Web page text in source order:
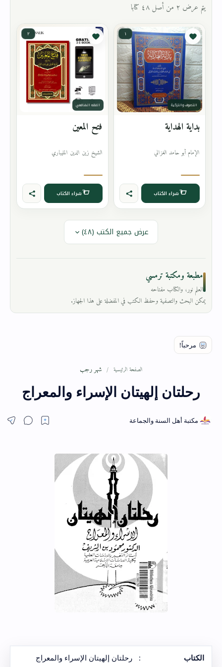
يتم عرض ٢ من أصل ٤٨ كتابا
١
التصوف والتزكية
بداية الهداية
الإمام أبو حامد الغزالي
شراء الكتاب
٢
الفقه الشافعي
فتح المعين
الشيخ زين الدين المليباري
شراء الكتاب
عرض جميع الكتب (٤٨)
مطبعة ومكتبة ترمسي
العلم نور، والكتاب مفتاحه
يمكن البحث والتصفية وحفظ الكتب في المفضلة على هذا الجهاز.
الصفحة الرئيسية شهر رجب
رحلتان إلهيتان الإسراء والمعراج
الكتاب : رحلتان إلهيتان الإسراء والمعراج